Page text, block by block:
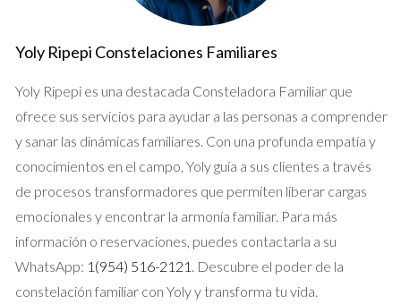
Yoly Ripepi Constelaciones Familiares
Yoly Ripepi es una destacada Consteladora Familiar que
ofrece sus servicios para ayudar a las personas a comprender
y sanar las dinámicas familiares. Con una profunda empatía y
conocimientos en el campo, Yoly guía a sus clientes a través
de procesos transformadores que permiten liberar cargas
emocionales y encontrar la armonía familiar. Para más
información o reservaciones, puedes contactarla a su
WhatsApp: 1(954) 516-2121 . Descubre el poder de la
constelación familiar con Yoly y transforma tu vida.